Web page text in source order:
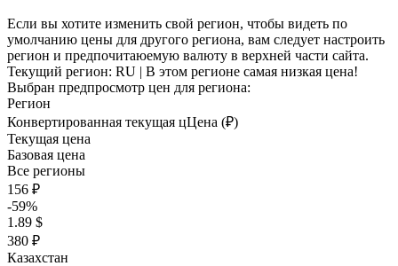
Если вы хотите изменить свой регион, чтобы видеть по
умолчанию цены для другого региона, вам следует настроить
регион и предпочитаюемую валюту в верхней части сайта.
Текущий регион: RU | В этом регионе самая низкая цена!
Выбран предпросмотр цен для региона:
Регион
Конвертированная текущая цЦена (₽)
Текущая цена
Базовая цена
Все регионы
156 ₽
-59%
1.89 $
380 ₽
Казахстан